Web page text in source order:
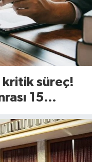
kritik süreç!
15